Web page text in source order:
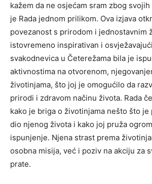
kažem da ne osjećam sram zbog svojih
je Rada jednom prilikom. Ova izjava
povezanost s prirodom i jednostavnim
istovremeno inspirativan i
svakodnevica u Četerežama bila je
aktivnostima na otvorenom,
životinjama, što joj je omogućilo da
prirodi i zdravom načinu života. Rada
kako je briga o životinjama nešto što je
dio njenog života i kako joj pruža
ispunjenje. Njena strast prema
osobna misija, već i poziv na akciju za
prate.